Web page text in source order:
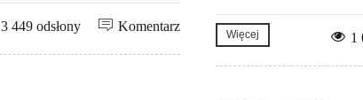
Komentarz
3 449 odsłony
Więcej 1